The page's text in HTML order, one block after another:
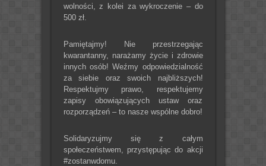
wolności, z kolei za wykroczenie – do
500 zł.
Pamiętajmy! Nie przestrzegając
kwarantanny, narażamy życie i zdrowie
innych osób! Weźmy odpowiedzialność
za siebie oraz swoich najbliższych!
Respektujmy prawo, respektujemy
zapisy obowiązujących ustaw oraz
rozporządzeń – to nasze wspólne dobro!
Solidaryzujmy się z całym
społeczeństwem, przystępując do akcji
#zostanwdomu.